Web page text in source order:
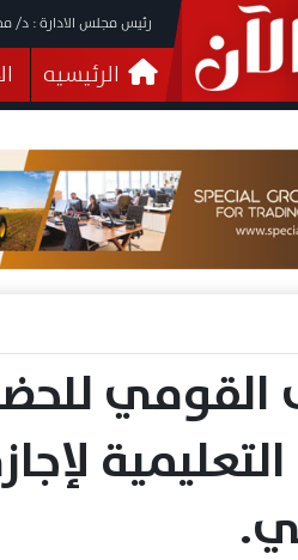
رئيس مجلس الادارة : د/
الرئيسيه
فيديوهات
القومي